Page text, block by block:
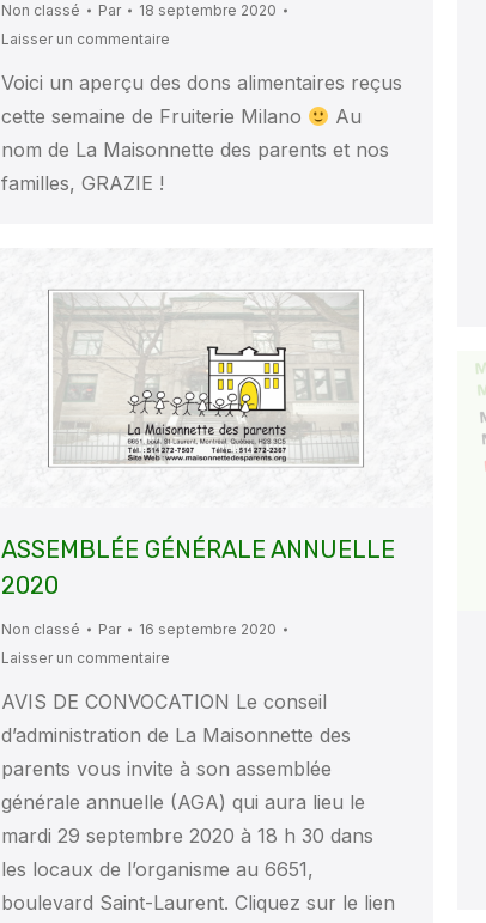
Non classé Par
18 septembre 2020
Laisser un commentaire
Voici un aperçu des dons alimentaires reçus
cette semaine de Fruiterie Milano
Au
nom de La Maisonnette des parents et nos
familles, GRAZIE !
ASSEMBLÉE GÉNÉRALE ANNUELLE
2020
Non classé Par
16 septembre 2020
Laisser un commentaire
AVIS DE CONVOCATION Le conseil
d’administration de La Maisonnette des
parents vous invite à son assemblée
générale annuelle (AGA) qui aura lieu le
mardi 29 septembre 2020 à 18 h 30 dans
les locaux de l’organisme au 6651,
boulevard Saint-Laurent. Cliquez sur le lien